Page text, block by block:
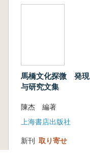
馬橋文化探微 発現
与研究文集
陳杰 編著
上海書店出版社
新刊 取り寄せ